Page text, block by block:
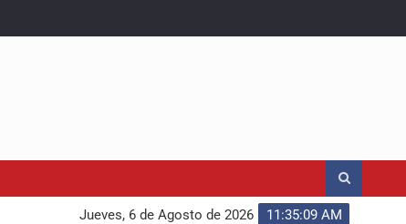
11:35:10 AM
Jueves, 6 de Agosto de 2026